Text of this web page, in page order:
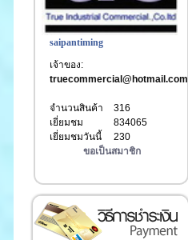
saipantiming
เจ้าของ:
truecommercial@hotmail.com
จำนวนสินค้า
316
เยี่ยมชม
834065
เยี่ยมชมวันนี้
230
ขอเป็นสมาชิก